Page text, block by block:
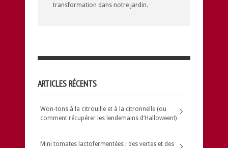
transformation dans notre jardin.
ARTICLES RÉCENTS
Won-tons à la citrouille et à la citronnelle (ou
comment récupérer les lendemains d’Halloween!)
Mini tomates lactofermentées : des vertes et des